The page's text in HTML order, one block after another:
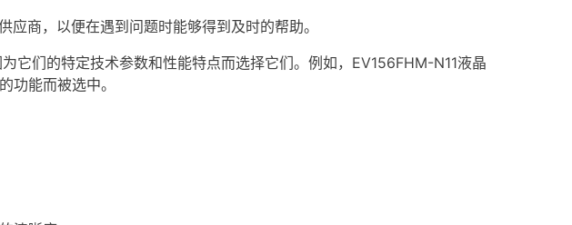
商，以便在遇到问题时能够得到及时的帮助。
们的特定技术参数和性能特点而选择它们。例如，EV156FHM-N11液晶
功能而被选中。